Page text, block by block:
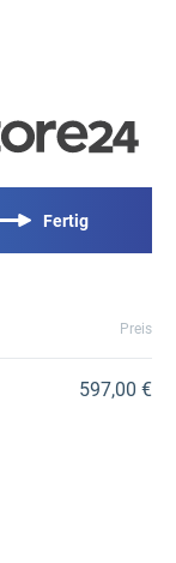
Fertig
Preis
597,00 €